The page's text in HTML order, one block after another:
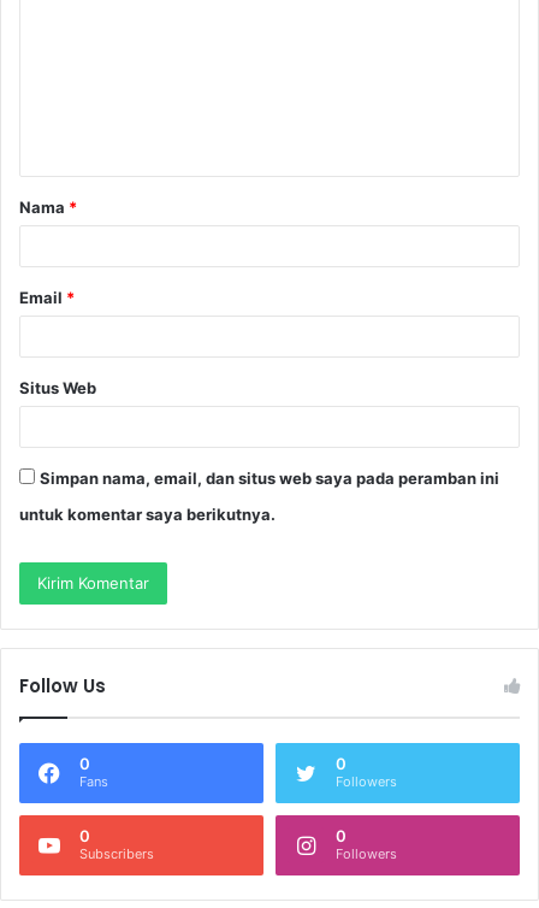
a
r
Nama *
Email *
Situs Web
Simpan nama, email, dan situs web saya pada peramban ini
untuk komentar saya berikutnya.
Follow Us
0
Fans
0
Followers
0
Subscribers
0
Followers